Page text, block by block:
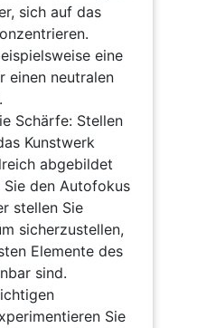
sich auf das
eine
einen neutralen
Schärfe: Stellen
Kunstwerk
abgebildet
den Autofokus
stellen Sie
sicherzustellen,
Elemente des
sind.
Sie